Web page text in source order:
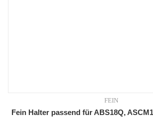
FEIN
Fein Halter passend für ABS18Q,